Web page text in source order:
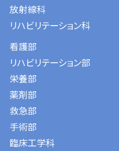
放射線科
リハビリテーション科
看護部
リハビリテーション部
栄養部
薬剤部
救急部
手術部
臨床工学科